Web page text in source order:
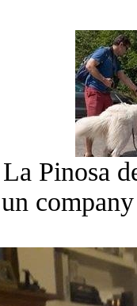
Pinosa
un